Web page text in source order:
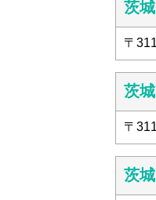
茨
〒
茨
〒
茨